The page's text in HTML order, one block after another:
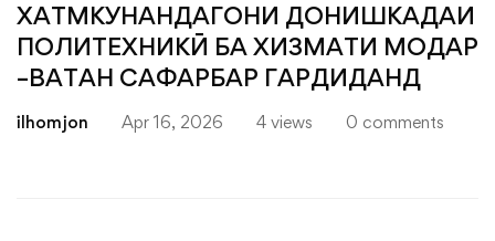
ХАТМКУНАНДАГОНИ ДОНИШКАДАИ
ПОЛИТЕХНИКӢ БА ХИЗМАТИ МОДАР
–ВАТАН САФАРБАР ГАРДИДАНД
ilhomjon Apr 16, 2026 4 views 0 comments